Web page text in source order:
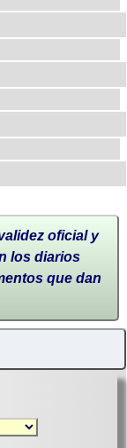
oficial y
los diarios
que dan